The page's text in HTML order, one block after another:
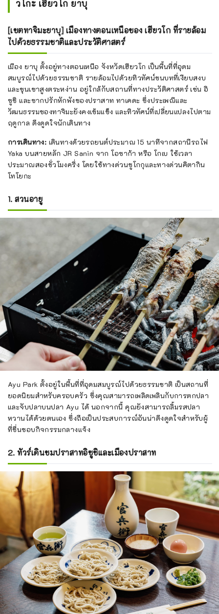
วโกะ เฮียวโก ยาบุ
[เขตทาจิมะยาบุ] เมืองทางตอนเหนือของ เฮียวโก ที่รายล้อม
ไปด้วยธรรมชาติและประวัติศาสตร์
เมือง ยาบุ ตั้งอยู่ทางตอนเหนือ จังหวัดเฮียวโก เป็นพื้นที่ที่อุดม
สมบูรณ์ไปด้วยธรรมชาติ รายล้อมไปด้วยทิวทัศน์ชนบทที่เงียบสงบ
และขุนเขาสูงตระหง่าน อยู่ใกล้กับสถานที่ทางประวัติศาสตร์ เช่น อิ
ซูชิ และซากปรักหักพังของปราสาท ทาเคดะ ซึ่งประเพณีและ
วัฒนธรรมของทาจิมะยังคงเข้มแข็ง และทิวทัศน์ที่เปลี่ยนแปลงไปตาม
ฤดูกาล ดึงดูดใจนักเดินทาง
การเดินทาง: เดินทางด้วยรถยนต์ประมาณ 15 นาทีจากสถานีรถไฟ
Yaka บนสายหลัก JR Sanin จาก โอซาก้า หรือ โกเบ ใช้เวลา
ประมาณสองชั่วโมงครึ่ง โดยใช้ทางด่วนชูโกกุและทางด่วนคิตากิน
โทโยกะ
1. สวนอายู
Ayu Park ตั้งอยู่ในพื้นที่ที่อุดมสมบูรณ์ไปด้วยธรรมชาติ เป็นสถานที่
ยอดนิยมสำหรับครอบครัว ซึ่งคุณสามารถเพลิดเพลินกับการตกปลา
และจับปลาบนปลา Ayu ได้ นอกจากนี้ คุณยังสามารถลิ้มรสปลา
หวานได้ด้วยตนเอง ซึ่งถือเป็นประสบการณ์อันน่าดึงดูดใจสำหรับผู้
ที่ชื่นชอบกิจกรรมกลางแจ้ง
2. ทัวร์เดินชมปราสาทอิซูชิและเมืองปราสาท